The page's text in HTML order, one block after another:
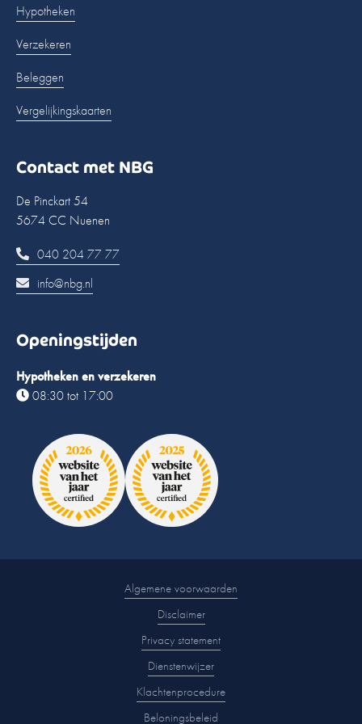
Hypotheken
Verzekeren
Beleggen
Vergelijkingskaarten
Contact met NBG
De Pinckart 54
5674 CC Nuenen
040 204 77 77
info@nbg.nl
Openingstijden
Hypotheken en verzekeren
08:30 tot 17:00
Algemene voorwaarden
Disclaimer
Privacy statement
Dienstenwijzer
Klachtenprocedure
Beloningsbeleid